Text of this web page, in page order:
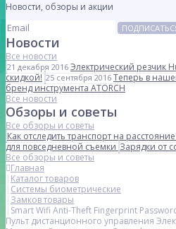
Новости, обзоры и акции
Новости
Все новости
21 декабря 2016 Электрический резчик
скидкой! 25 сентября 2016 Теперь в
бренд инструмента ATORCH
Все новости
Обзоры и советы
Все обзоры и советы
Как отследить транспорт на
для повседневной съемкиЗарядки от
Все обзоры и советы
Главная
Каталог товаров
Системы биометрические
Замков товары
Smart Wifi Anti-Theft Fingerprint
Пульт дистанционного управления